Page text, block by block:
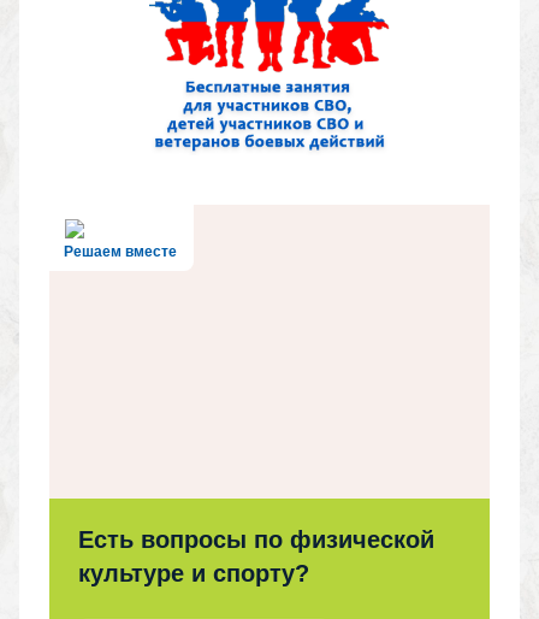
Решаем вместе
Есть вопросы по физической
культуре и спорту?